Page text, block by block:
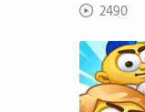
2490